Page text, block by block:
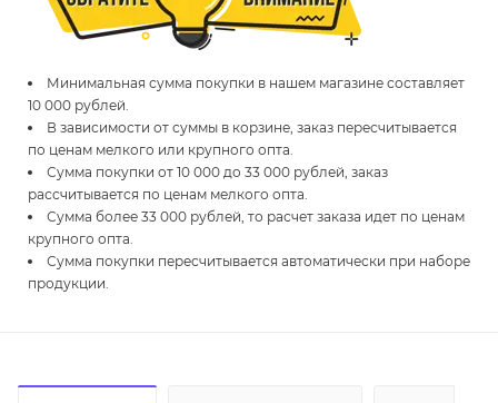
Минимальная сумма покупки в нашем магазине составляет
10 000 рублей.
В зависимости от суммы в корзине, заказ пересчитывается
по ценам мелкого или крупного опта.
Сумма покупки от 10 000 до 33 000 рублей, заказ
рассчитывается по ценам мелкого опта.
Сумма более 33 000 рублей, то расчет заказа идет по ценам
крупного опта.
Сумма покупки пересчитывается автоматически при наборе
продукции.